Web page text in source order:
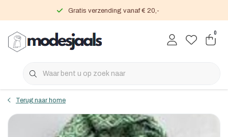
Gratis verzending vanaf € 20,-
0
Terug naar home